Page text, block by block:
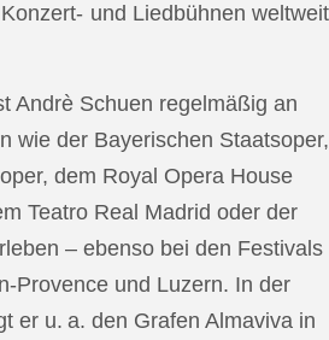
und Liedbühnen weltweit
Andrè Schuen regelmäßig an
wie der Bayerischen Staatsoper,
dem Royal Opera House
Teatro Real Madrid oder der
– ebenso bei den Festivals
Provence und Luzern. In der
er u. a. den Grafen Almaviva in